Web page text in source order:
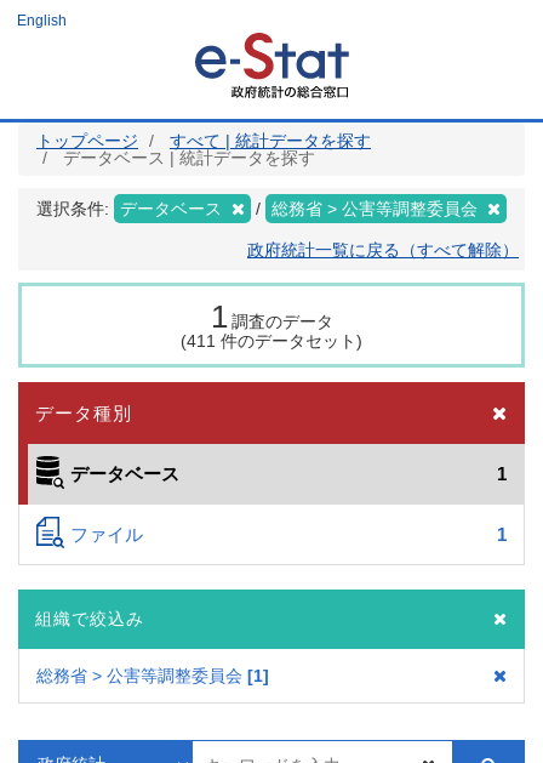
ツ
English
トップページ
すべて | 統計データを探す
データベース | 統計データを探す
選択条件: データベース 総務省 > 公害等調整委員会
政府統計一覧に戻る（すべて解除）
1 調査のデータ
(411 件のデータセット)
データ種別
データベース 1
ファイル 1
組織で絞込み
総務省 > 公害等調整委員会 1